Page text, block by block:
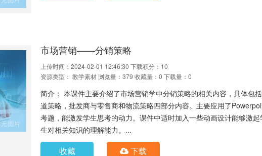
市场营销——分销策略
上传时间：2024-02-01 12:46:30 下载积分：10
资源类型： 教学素材浏览量：379 收藏量：0 下载量：0
简介： 本课件主要介绍了市场营销学中分销策略的相关内容，具体包
道策略，批发商与零售商和物流策略四部分内容。主要应用了
考题，能激发学生思考的动力。课件中适时加入一些动画设计能够激
生对相关知识的理解能力。...
收藏 下载